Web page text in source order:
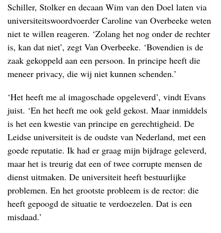
Schiller, Stolker en decaan Wim van den Doel laten via
universiteitswoordvoerder Caroline van Overbeeke weten
niet te willen reageren. ‘Zolang het nog onder de rechter
is, kan dat niet’, zegt Van Overbeeke. ‘Bovendien is de
zaak gekoppeld aan een persoon. In principe heeft die
meneer privacy, die wij niet kunnen schenden.’
‘Het heeft me al imagoschade opgeleverd’, vindt Evans
juist. ‘En het heeft me ook geld gekost. Maar inmiddels
is het een kwestie van principe en gerechtigheid. De
Leidse universiteit is de oudste van Nederland, met een
goede reputatie. Ik had er graag mijn bijdrage geleverd,
maar het is treurig dat een of twee corrupte mensen de
dienst uitmaken. De universiteit heeft bestuurlijke
problemen. En het grootste probleem is de rector: die
heeft gepoogd de situatie te verdoezelen. Dat is een
misdaad.’